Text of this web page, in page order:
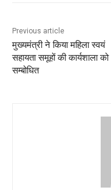
Previous article
मुख्यमंत्री ने किया महिला स्वयं
सहायता समूहों की कार्यशाला को
सम्बोधित